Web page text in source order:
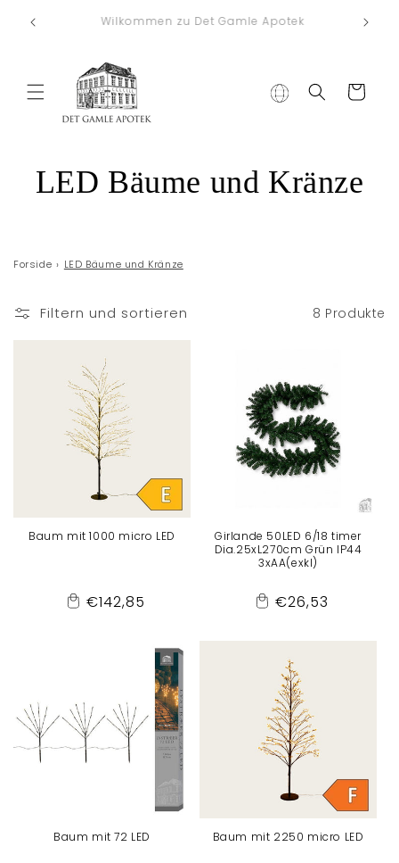
Inhalt
Kostenlose Lieferung nach Deutschland bei
einem Bestellwert von €75
Warenkorb
K
t
e
g
e
:
LED Bäume und Kränze
Forside › LED Bäume und Kränze
Filtern und sortieren 8 Produkte
Baum mit 1000 micro LED
Add
Normaler
€142,85
Girlande 50LED 6/18 timer
Dia.25xL270cm Grün IP44
3xAA(exkl)
Add
Cart
Normaler
€26,53
Baum mit 72 LED Baum mit 2250 micro LED